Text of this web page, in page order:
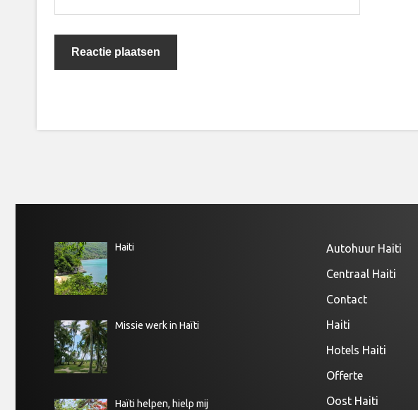
Haiti
Missie werk in Haïti
Haïti helpen, hielp mij
Autohuur Haiti
Centraal Haiti
Contact
Haiti
Hotels Haiti
Offerte
Oost Haiti